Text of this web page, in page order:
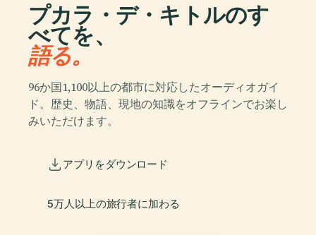
プカラ・デ・キトルのす
べてを、
語る。
96か国1,100以上の都市に対応したオーディオガイ
ド。歴史、物語、現地の知識をオフラインでお楽し
みいただけます。
アプリをダウンロード
5万人以上の旅行者に加わる